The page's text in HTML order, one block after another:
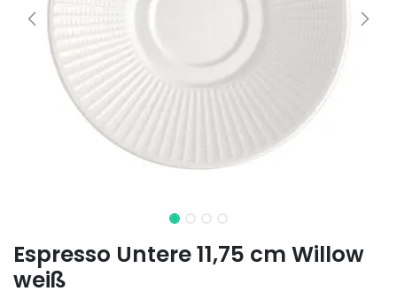
Espresso Untere 11,75 cm Willow
weiß